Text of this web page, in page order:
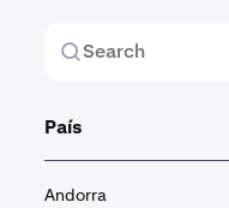
País
Andorra